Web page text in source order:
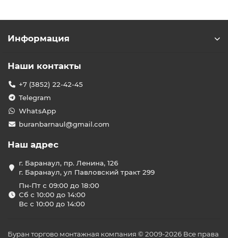
Информация
Наши контакты
+7 (3852) 22-42-45
Telegram
WhatsApp
buranbarnaul@gmail.com
Наш адрес
г. Баранаул, пр. Ленина, 126
г. Баранаул, ул Павловский тракт 299
Пн-Пт с 09:00 до 18:00
Сб с 10:00 до 14:00
Вс с 10:00 до 14:00
Буран торгово монтажная компания © 2009-2026 Все права